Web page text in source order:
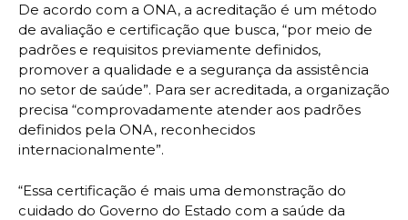
De acordo com a ONA, a acreditação é um método
de avaliação e certificação que busca, “por meio de
padrões e requisitos previamente definidos,
promover a qualidade e a segurança da assistência
no setor de saúde”. Para ser acreditada, a organização
precisa “comprovadamente atender aos padrões
definidos pela ONA, reconhecidos
internacionalmente”.
“Essa certificação é mais uma demonstração do
cuidado do Governo do Estado com a saúde da